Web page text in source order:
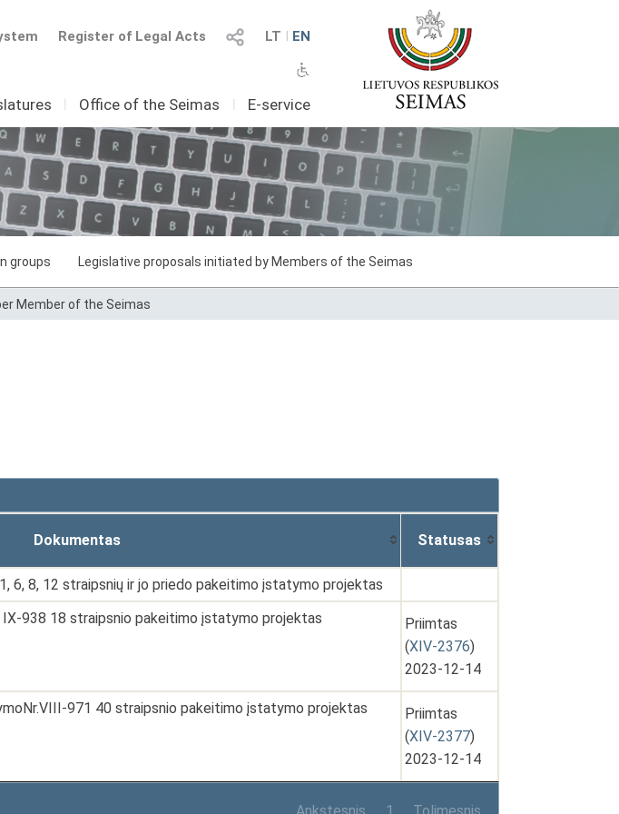
LT I EN
Register of Legal Acts
I Office of the Seimas I E-service
groups Legislative proposals initiated by Members of the Seimas
Member of the Seimas
Dokumentas Statusas
6, 8, 12 straipsnių ir jo priedo pakeitimo įstatymo projektas
938 18 straipsnio pakeitimo įstatymo projektas
Priimtas
(XIV-2376)
2023-12-14
971 40 straipsnio pakeitimo įstatymo projektas
Priimtas
(XIV-2377)
2023-12-14